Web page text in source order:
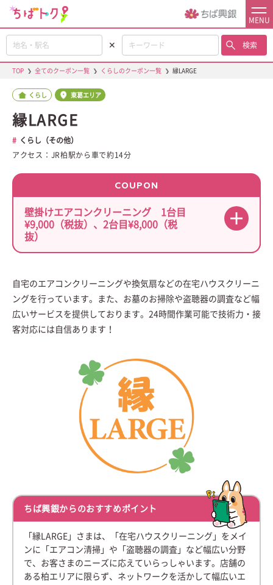
MENU
✕ 検索
TOP ❯ 全てのクーポン一覧 ❯ くらしのクーポン一覧 ❯ 縁LARGE
くらし 東葛エリア
縁LARGE
くらし（その他）
アクセス：JR柏駅から車で約14分
COUPON
壁掛けエアコンクリーニング 1台目
¥9,000（税抜）、2台目¥8,000（税
抜）
自宅のエアコンクリーニングや換気扇などの在宅ハウスクリーニ
ングを行っています。また、お墓のお掃除や盗聴器の調査など幅
広いサービスを提供しております。24時間作業可能で技術力・接
客対応には自信あります！
ちば興銀からのおすすめポイント
「縁LARGE」さまは、「在宅ハウスクリーニング」をメイ
ンに「エアコン清掃」や「盗聴器の調査」など幅広い分野
で、お客さまのニーズに応えていらっしゃいます。店舗の
ある柏エリアに限らず、ネットワークを活かして幅広いエ